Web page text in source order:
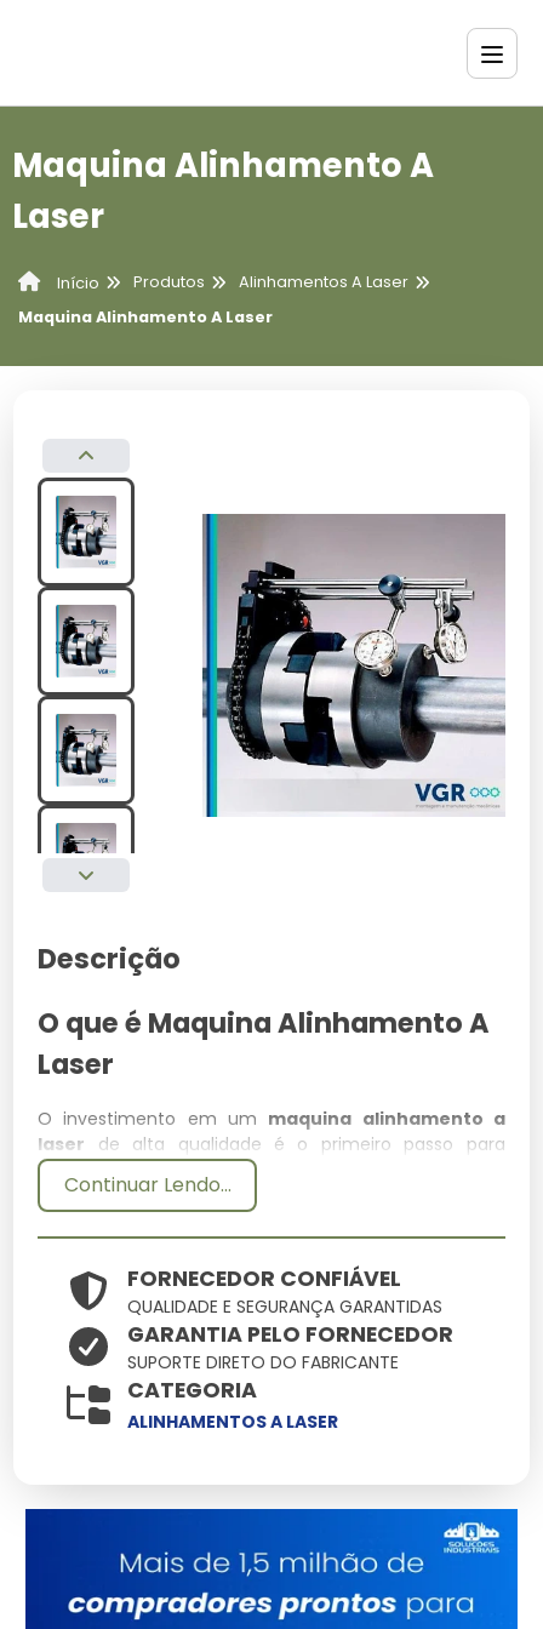
Maquina Alinhamento A
Laser
Início Produtos
Alinhamentos A Laser
Maquina Alinhamento A Laser
Descrição
O que é Maquina Alinhamento A
Laser
O investimento em um maquina alinhamento a
laser de alta qualidade é o primeiro passo para
garantir a eficiência de qualquer operação técnica.
Em nossa empresa, priorizamos soluções que unam
do seu projeto seja atendido com o que há de mais
moderno no mercado.
Especificações Técnicas
Atributo
Engenharia de ponta
Alta tolerância a
impactos e variações
Manuseio
Ergonomia pensada
na facilidade
Continuar Lendo...
FORNECEDOR CONFIÁVEL
QUALIDADE E SEGURANÇA GARANTIDAS
GARANTIA PELO FORNECEDOR
SUPORTE DIRETO DO FABRICANTE
CATEGORIA
ALINHAMENTOS A LASER